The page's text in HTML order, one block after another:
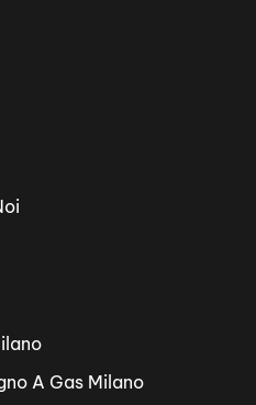
A Gas Milano